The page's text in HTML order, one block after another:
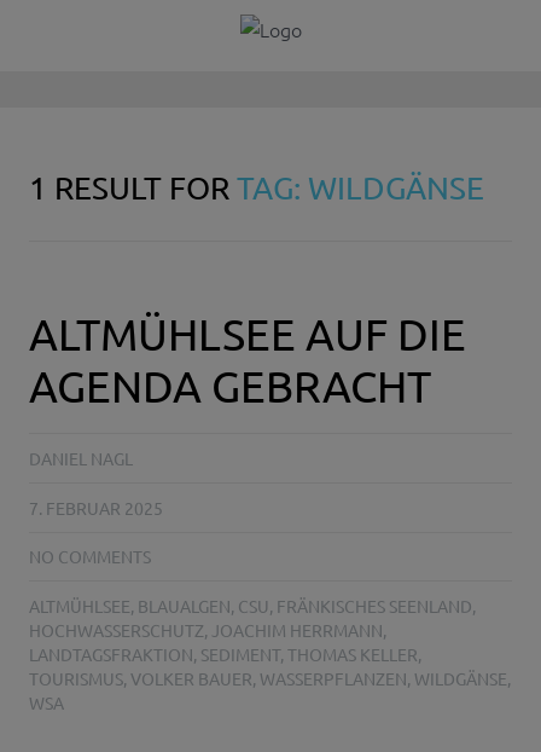
1 RESULT FORTAG: WILDGÄNSE
ALTMÜHLSEE AUF DIE
AGENDA GEBRACHT
DANIEL NAGL
7. FEBRUAR 2025
NO COMMENTS
ALTMÜHLSEE, BLAUALGEN, CSU, FRÄNKISCHES SEENLAND,
HOCHWASSERSCHUTZ, JOACHIM HERRMANN,
LANDTAGSFRAKTION, SEDIMENT, THOMAS KELLER,
TOURISMUS, VOLKER BAUER, WASSERPFLANZEN, WILDGÄNSE,
WSA